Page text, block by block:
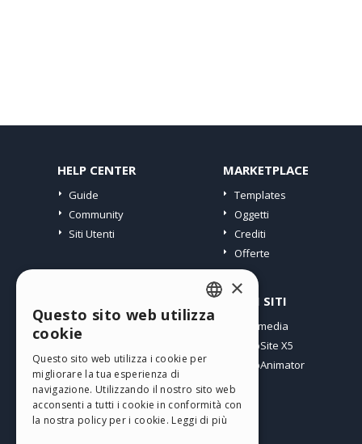
HELP CENTER
Guide
Community
Siti Utenti
MARKETPLACE
Templates
Oggetti
Crediti
Offerte
I miei post
I miei Download
Spazio Web
I miei Crediti
ALTRI SITI
Incomedia
WebSite X5
WebAnimator
ENGLISH
SPANISH
PORTUGUESE
×
Questo sito web utilizza
cookie
Questo sito web utilizza i cookie per
migliorare la tua esperienza di
navigazione. Utilizzando il nostro sito web
acconsenti a tutti i cookie in conformità con
la nostra policy per i cookie. Leggi di più